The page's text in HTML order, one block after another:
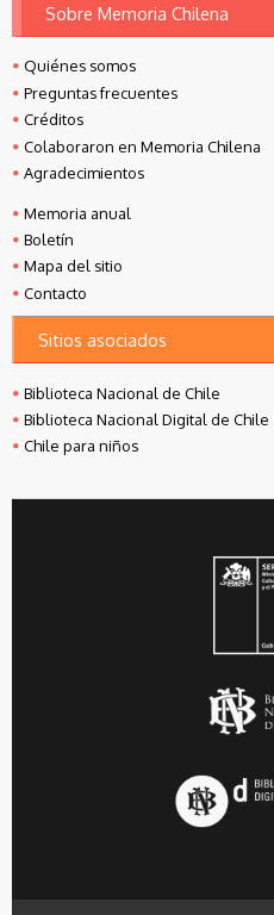
Sobre Memoria Chilena
Quiénes somos
Preguntas frecuentes
Créditos
Colaboraron en Memoria Chilena
Agradecimientos
Memoria anual
Boletín
Mapa del sitio
Contacto
Sitios asociados
Biblioteca Nacional de Chile
Biblioteca Nacional Digital de Chile
Chile para niños